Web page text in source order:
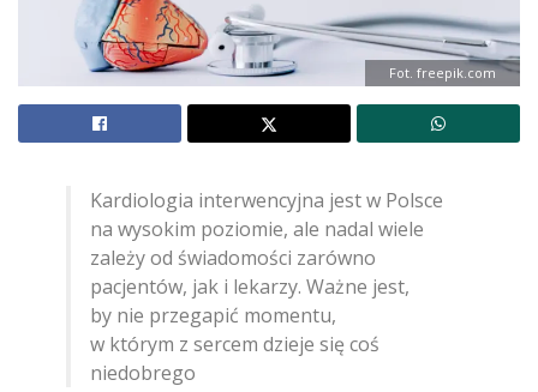
Fot. freepik.com
Kardiologia interwencyjna jest w Polsce
na wysokim poziomie, ale nadal wiele
zależy od świadomości zarówno
pacjentów, jak i lekarzy. Ważne jest,
by nie przegapić momentu,
w którym z sercem dzieje się coś
niedobrego